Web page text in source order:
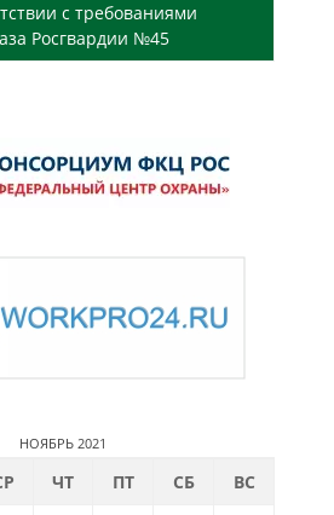
с требованиями
Росгвардии №45
НОЯБРЬ 2021
ЧТ ПТ СБ
ВС